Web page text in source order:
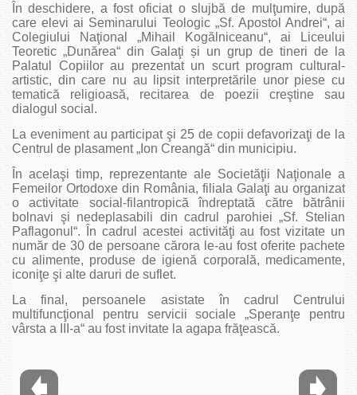
În deschidere, a fost oficiat o slujbă de mulţumire, după
care elevi ai Seminarului Teologic „Sf. Apostol Andrei“, ai
Colegiului Naţional „Mihail Kogălniceanu“, ai Liceului
Teoretic „Dunărea“ din Galaţi și un grup de tineri de la
Palatul Copiilor au prezentat un scurt program cultural-
artistic, din care nu au lipsit interpretările unor piese cu
tematică religioasă, recitarea de poezii creştine sau
dialogul social.
La eveniment au participat şi 25 de copii defavorizaţi de la
Centrul de plasament „Ion Creangă“ din municipiu.
În acelaşi timp, reprezentante ale Societăţii Naţionale a
Femeilor Ortodoxe din România, filiala Galaţi au organizat
o activitate social-filantropică îndreptată către bătrânii
bolnavi şi nedeplasabili din cadrul parohiei „Sf. Stelian
Paflagonul“. În cadrul acestei activităţi au fost vizitate un
număr de 30 de persoane cărora le-au fost oferite pachete
cu alimente, produse de igienă corporală, medicamente,
iconiţe şi alte daruri de suflet.
La final, persoanele asistate în cadrul Centrului
multifuncţional pentru servicii sociale „Speranţe pentru
vârsta a III-a“ au fost invitate la agapa frăţească.